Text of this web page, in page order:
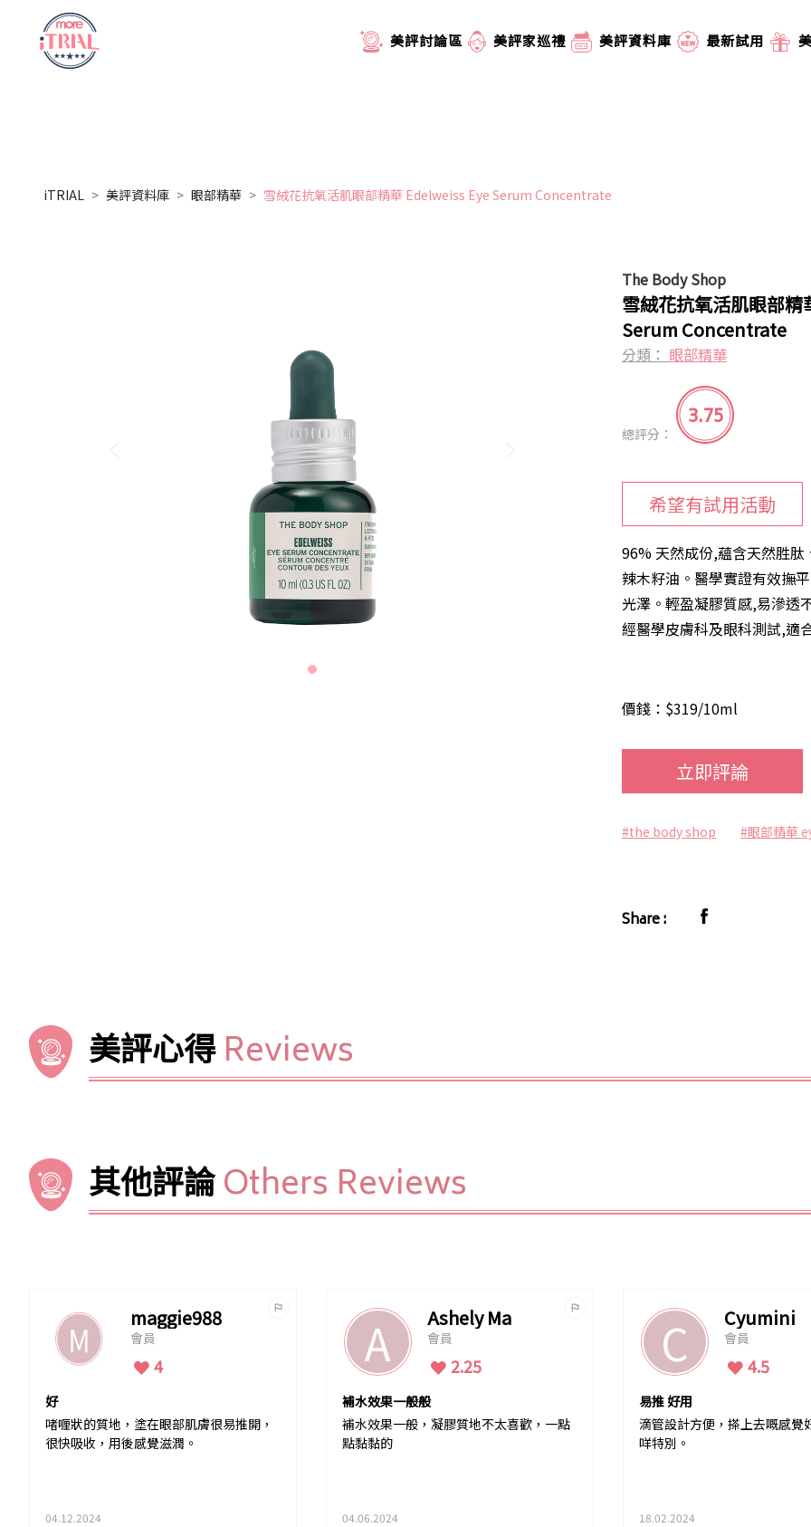
美評討論區 美評家巡禮 美評資料庫 最新試用
iTRIAL 美評資料庫 眼部精華 雪絨花抗氧活肌眼部精華 Edelweiss Eye Serum Concentrate
The Body Shop
雪絨花抗氧活肌眼部
Serum Concentrate
分類： 眼部精華
總評分：
3.75
希望有試用活動
96% 天然成份,蘊含天然胜
辣木籽油。醫學實證有效撫
光澤。輕盈凝膠質感,易滲透
經醫學皮膚科及眼科測試,適
價錢：$319/10ml
立即評論
#the body shop #眼部精華
Share :
美評心得 Reviews
其他評論Others Reviews
maggie988
會員
4
好
啫喱狀的質地，塗在眼部肌膚很易推開，
很快吸收，用後感覺滋潤。
04.12.2024
A Ashely Ma
會員
2.25
補水效果一般般
補水效果一般，凝膠質地不太喜歡，一點
點黏黏的
04.06.2024
C Cyumini
會員
4.5
易推 好用
滴管設計方便，搽上去嘅感覺
咩特別。
18.02.2024